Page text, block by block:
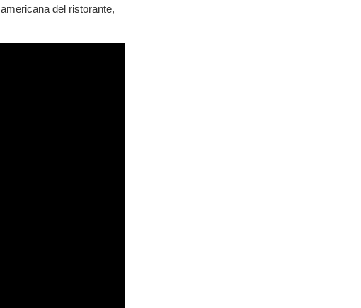
del ristorante,